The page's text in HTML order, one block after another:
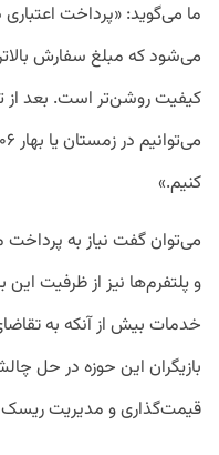
ما می‌گوید: «پرداخت
می‌شود که مبلغ سفارش
کیفیت روشن‌تر است. بعد از
کنیم.»
می‌توان گفت نیاز به
خدمات بیش از آنکه به
بازیگران این حوزه در حل
قیمت‌گذاری و مدیریت